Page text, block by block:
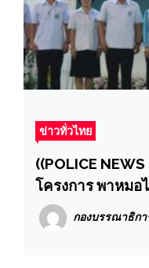
ข่าวทั่วไทย
((POLICE
โครงการ พาหม
จ.นครราชสีมาเนื่
พระชนมพรรษา 6
กองบรรณาธิกา